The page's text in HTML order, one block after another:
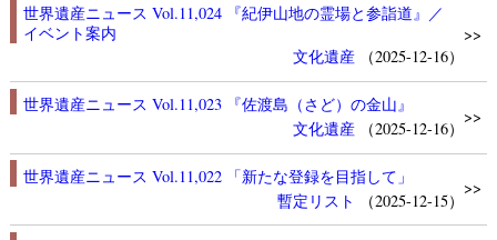
世界遺産ニュース Vol.11,024 『紀伊山地の霊場と参詣道』／
イベント案内
文化遺産
（2025-12-16）
>>
世界遺産ニュース Vol.11,023 『佐渡島（さど）の金山』
文化遺産
（2025-12-16）
>>
世界遺産ニュース Vol.11,022 「新たな登録を目指して」
暫定リスト
（2025-12-15）
>>